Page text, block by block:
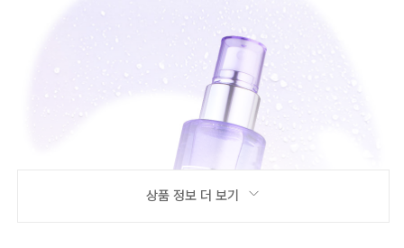
상품 정보 더 보기